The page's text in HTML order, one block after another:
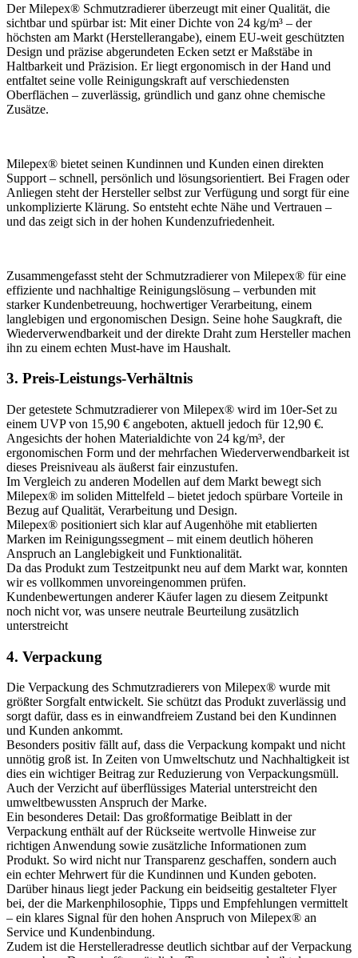
Der Milepex® Schmutzradierer überzeugt mit einer Qualität, die
sichtbar und spürbar ist: Mit einer Dichte von 24 kg/m³ – der
höchsten am Markt (Herstellerangabe), einem EU-weit geschützten
Design und präzise abgerundeten Ecken setzt er Maßstäbe in
Haltbarkeit und Präzision. Er liegt ergonomisch in der Hand und
entfaltet seine volle Reinigungskraft auf verschiedensten
Oberflächen – zuverlässig, gründlich und ganz ohne chemische
Zusätze.
Milepex® bietet seinen Kundinnen und Kunden einen direkten
Support – schnell, persönlich und lösungsorientiert. Bei Fragen oder
Anliegen steht der Hersteller selbst zur Verfügung und sorgt für eine
unkomplizierte Klärung. So entsteht echte Nähe und Vertrauen –
und das zeigt sich in der hohen Kundenzufriedenheit.
Zusammengefasst steht der Schmutzradierer von Milepex® für eine
effiziente und nachhaltige Reinigungslösung – verbunden mit
starker Kundenbetreuung, hochwertiger Verarbeitung, einem
langlebigen und ergonomischen Design. Seine hohe Saugkraft, die
Wiederverwendbarkeit und der direkte Draht zum Hersteller machen
ihn zu einem echten Must-have im Haushalt.
3. Preis-Leistungs-Verhältnis
Der getestete Schmutzradierer von Milepex® wird im 10er-Set zu
einem UVP von 15,90 € angeboten, aktuell jedoch für 12,90 €.
Angesichts der hohen Materialdichte von 24 kg/m³, der
ergonomischen Form und der mehrfachen Wiederverwendbarkeit ist
dieses Preisniveau als äußerst fair einzustufen.
Im Vergleich zu anderen Modellen auf dem Markt bewegt sich
Milepex® im soliden Mittelfeld – bietet jedoch spürbare Vorteile in
Bezug auf Qualität, Verarbeitung und Design.
Milepex® positioniert sich klar auf Augenhöhe mit etablierten
Marken im Reinigungssegment – mit einem deutlich höheren
Anspruch an Langlebigkeit und Funktionalität.
Da das Produkt zum Testzeitpunkt neu auf dem Markt war, konnten
wir es vollkommen unvoreingenommen prüfen.
Kundenbewertungen anderer Käufer lagen zu diesem Zeitpunkt
noch nicht vor, was unsere neutrale Beurteilung zusätzlich
unterstreicht
4. Verpackung
Die Verpackung des Schmutzradierers von Milepex® wurde mit
größter Sorgfalt entwickelt. Sie schützt das Produkt zuverlässig und
sorgt dafür, dass es in einwandfreiem Zustand bei den Kundinnen
und Kunden ankommt.
Besonders positiv fällt auf, dass die Verpackung kompakt und nicht
unnötig groß ist. In Zeiten von Umweltschutz und Nachhaltigkeit ist
dies ein wichtiger Beitrag zur Reduzierung von Verpackungsmüll.
Auch der Verzicht auf überflüssiges Material unterstreicht den
umweltbewussten Anspruch der Marke.
Ein besonderes Detail: Das großformatige Beiblatt in der
Verpackung enthält auf der Rückseite wertvolle Hinweise zur
richtigen Anwendung sowie zusätzliche Informationen zum
Produkt. So wird nicht nur Transparenz geschaffen, sondern auch
ein echter Mehrwert für die Kundinnen und Kunden geboten.
Darüber hinaus liegt jeder Packung ein beidseitig gestalteter Flyer
bei, der die Markenphilosophie, Tipps und Empfehlungen vermittelt
– ein klares Signal für den hohen Anspruch von Milepex® an
Service und Kundenbindung.
Zudem ist die Herstelleradresse deutlich sichtbar auf der Verpackung